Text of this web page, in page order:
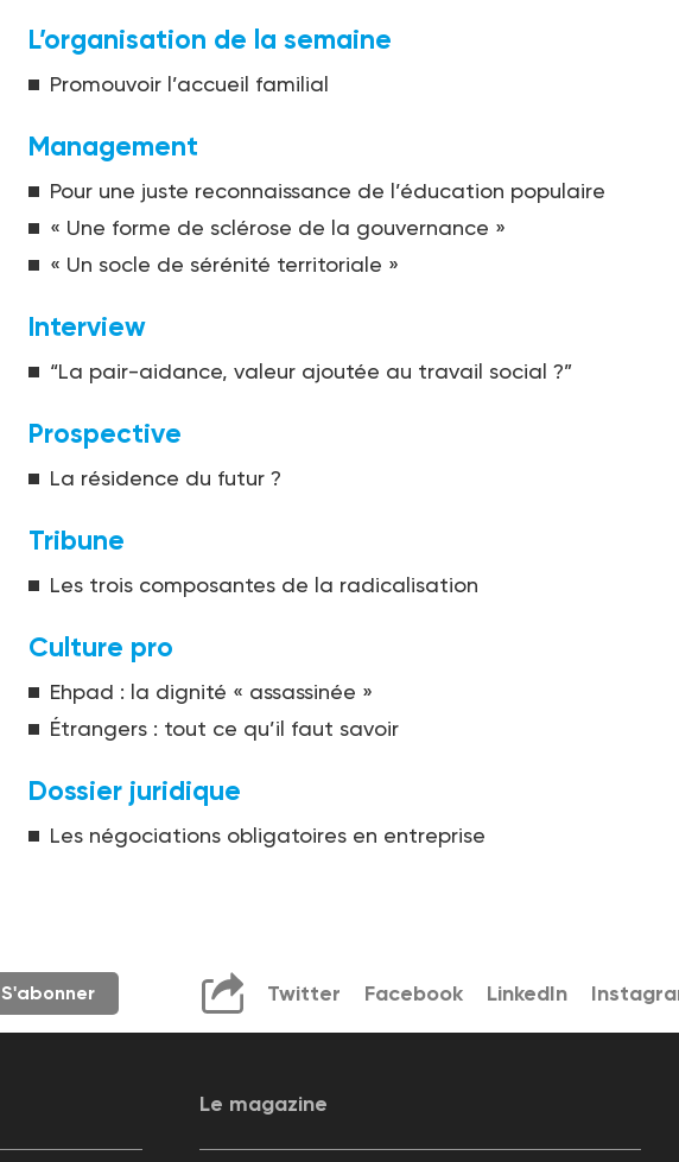
L’organisation de la semaine
Promouvoir l’accueil familial
Management
Pour une juste reconnaissance de l’éducation populaire
« Une forme de sclérose de la gouvernance »
« Un socle de sérénité territoriale »
Interview
“La pair-aidance, valeur ajoutée au travail social ?”
Prospective
La résidence du futur ?
Tribune
Les trois composantes de la radicalisation
Culture pro
Ehpad : la dignité « assassinée »
Étrangers : tout ce qu’il faut savoir
Dossier juridique
Les négociations obligatoires en entreprise
S'abonner Twitter Facebook LinkedIn
Le magazine